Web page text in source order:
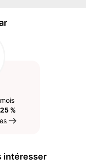
25 %
intéresser